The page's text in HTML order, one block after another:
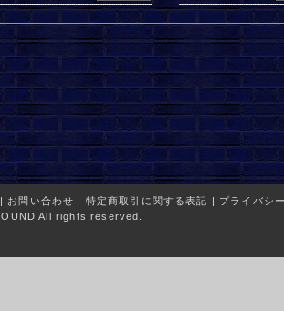
| お問い合わせ | 特定商取引に関する表記 | プライバシ
All rights reserved.